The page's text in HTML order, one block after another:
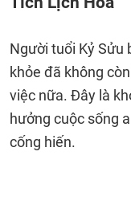
Người tuổi Kỷ Sửu
khỏe đã không
việc nữa. Đây là
hưởng cuộc sống
cống hiến.